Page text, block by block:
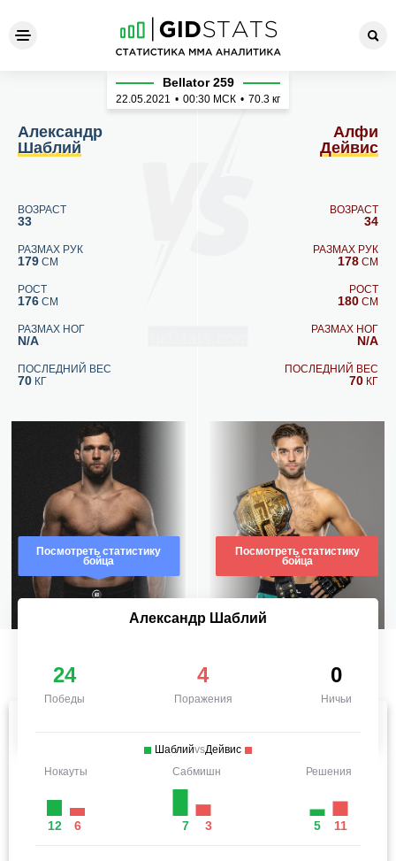
Александр Шаблий - Алфи
Александр
Шаблий
ВОЗРАСТ
33
РАЗМАХ РУК
179 СМ
РОСТ
176 СМ
РАЗМАХ НОГ
N/A
ПОСЛЕДНИЙ ВЕС
70 КГ
Посмотреть статистику
бойца
Bellator 259
22.05.2021 • 00:30 МСК • 70.3 кг
Алфи
Дейвис
ВОЗРАСТ
34
РАЗМАХ РУК
178 СМ
РОСТ
180 СМ
РАЗМАХ НОГ
N/A
ПОСЛЕДНИЙ ВЕС
70 КГ
Посмотреть статистику
бойца
Александр Шаблий
24
Победы
4
Поражения
0
Ничьи
ШаблийvsДейвис
Нокауты
12 6
Сабмишн
7 3
Решения
5 11